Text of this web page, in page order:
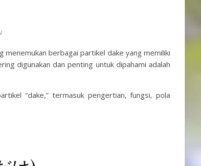
menemukan berbagai partikel dake yang memiliki
digunakan dan penting untuk dipahami adalah
“dake,” termasuk pengertian, fungsi, pola